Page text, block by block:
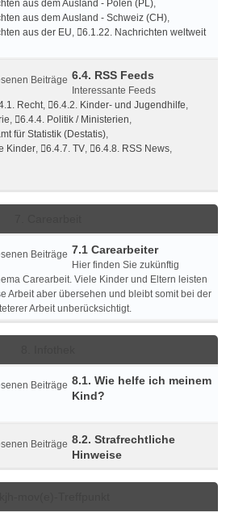
aus dem Ausland - Polen (PL),
aus dem Ausland - Schweiz (CH),
aus der EU,
6.1.22. Nachrichten weltweit
6.4. RSS Feeds
Interessante Feeds
Recht, 6.4.2. Kinder- und Jugendhilfe,
, 6.4.4. Politik / Ministerien,
für Statistik (Destatis),
Kinder, 6.4.7. TV, 6.4.8. RSS News,
7.1 Carearbeiter
Hier finden Sie zukünftig
Carearbeit. Viele Kinder und Eltern leisten
Arbeit aber übersehen und bleibt somit bei der
Arbeit unberücksichtigt.
8.1. Wie helfe ich meinem
Kind?
8.2. Strafrechtliche
Hinweise